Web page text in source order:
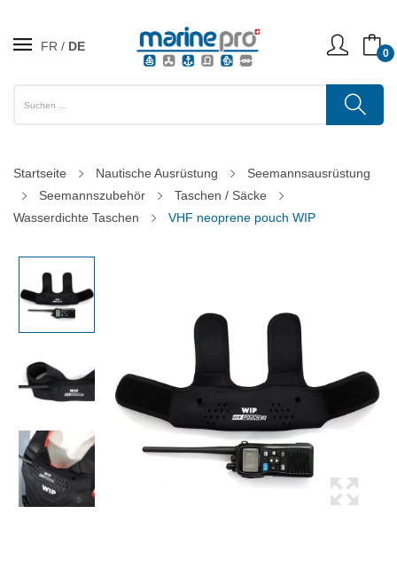
FR DE 0
Startseite Nautische Ausrüstung
Seemannsausrüstung
Seemannszubehör
Taschen / Säcke
Wasserdichte Taschen
VHF neoprene pouch WIP